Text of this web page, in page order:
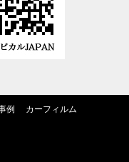
例 カーフィルム